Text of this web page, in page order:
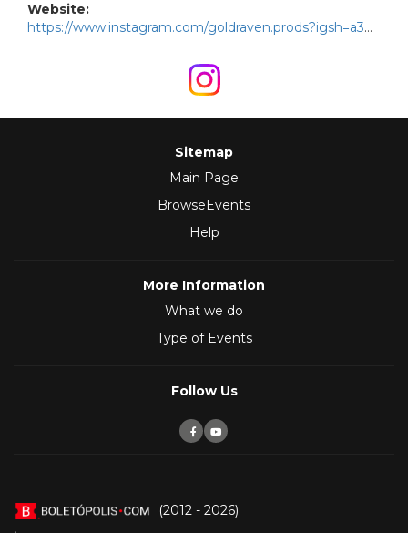
Website:
https://www.instagram.com/goldraven.prods?igsh=a3R6OTB5bGlidG03&utm_source=qr
Sitemap
Main Page
BrowseEvents
Help
More Information
What we do
Type of Events
Follow Us
(2012 - 2026)
,